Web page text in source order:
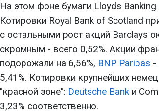
На этом фоне бумаги Lloyds
Котировки Royal Bank of Scotland
с остальными рост акций Barclays
скромным - всего 0,52%. Акции
подорожали на 6,56%, BNP Paribas -
5,41%. Котировки крупнейших
"красной зоне": Deutsche Bank и
3,23% соответственно.